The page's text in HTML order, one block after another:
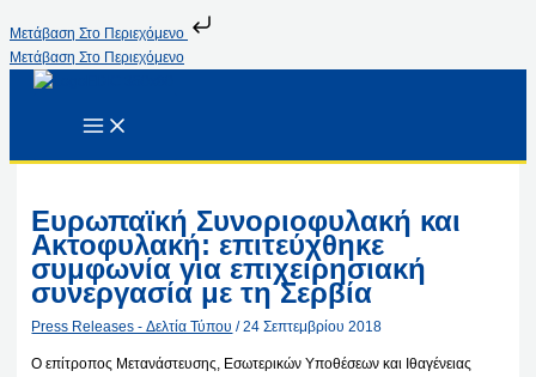
Μετάβαση Στο Περιεχόμενο
Μετάβαση Στο Περιεχόμενο
Ευρωπαϊκή Συνοριοφυλακή και
Ακτοφυλακή: επιτεύχθηκε
συμφωνία για επιχειρησιακή
συνεργασία με τη Σερβία
Press Releases - Δελτία Τύπου /24 Σεπτεμβρίου 2018
Ο επίτροπος Μετανάστευσης, Εσωτερικών Υποθέσεων και Ιθαγένειας